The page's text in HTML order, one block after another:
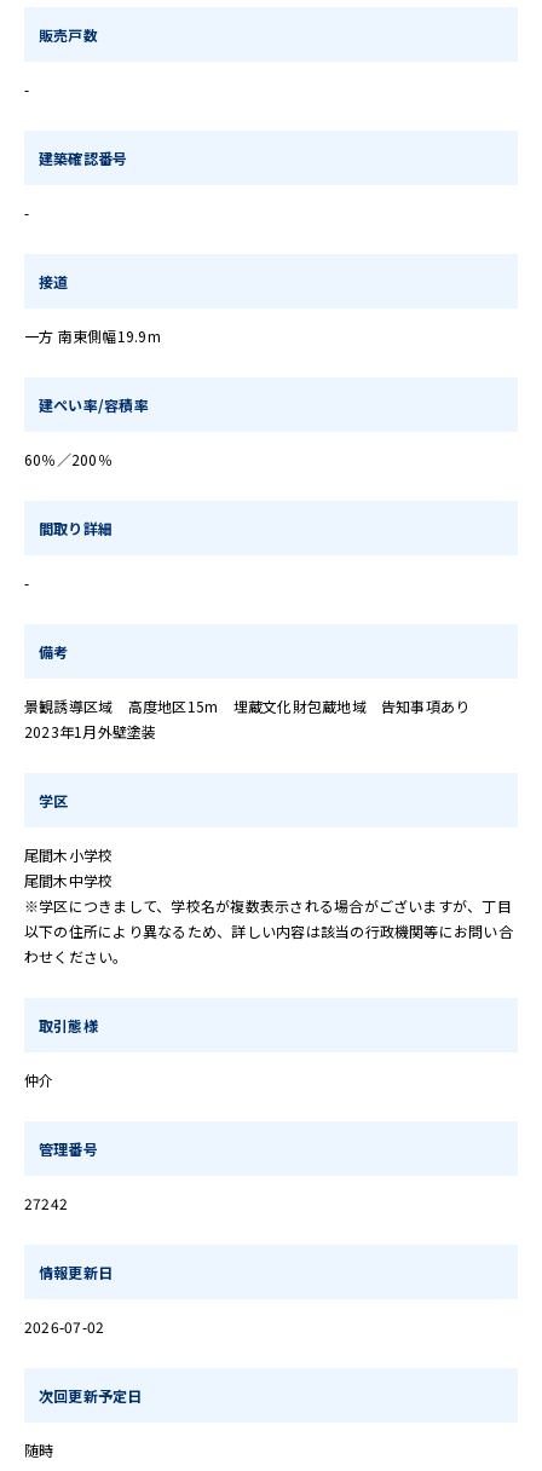
販売戸数
-
建築確認番号
-
接道
一方 南東側幅19.9m
建ぺい率/容積率
60％／200％
間取り詳細
-
備考
景観誘導区域 高度地区15m 埋蔵文化財包蔵地域 告知事項あり
2023年1月外壁塗装
学区
尾間木小学校
尾間木中学校
※学区につきまして、学校名が複数表示される場合がございますが、丁目
以下の住所により異なるため、詳しい内容は該当の行政機関等にお問い合
わせください。
取引態様
仲介
管理番号
27242
情報更新日
2026-07-02
次回更新予定日
随時